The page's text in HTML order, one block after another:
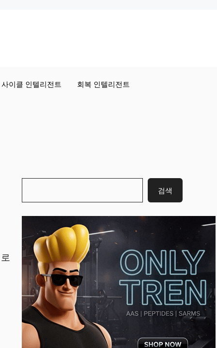
사이클 인텔리전트 회복 인텔리전트
검색